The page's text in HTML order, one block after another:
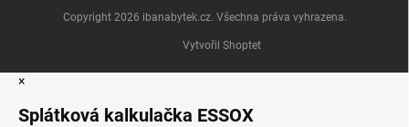
Vytvořil Shoptet
Copyright 2026 ibanabytek.cz. Všechna práva vyhrazena.
×
Splátková kalkulačka ESSOX